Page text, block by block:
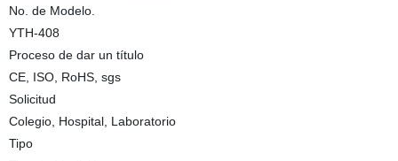
No. de Modelo.
YTH-408
Proceso de dar un título
CE, ISO, RoHS, sgs
Solicitud
Colegio, Hospital, Laboratorio
Tipo